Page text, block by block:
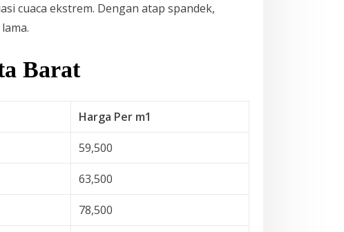
cuaca ekstrem. Dengan atap spandek,
Barat
Harga Per m1
59,500
63,500
78,500